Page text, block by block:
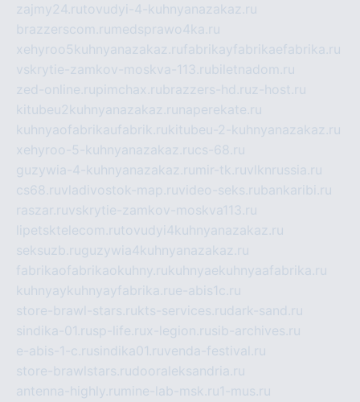
zajmy24.rutovudyi-4-kuhnyanazakaz.ru
brazzerscom.ru medsprawo4ka.ru
xehyroo5kuhnyanazakaz.rufabrikayfabrikaefabrika.ru
vskrytie-zamkov-moskva-113.rubiletnadom.ru
zed-online.rupimchax.rubrazzers-hd.ruz-host.ru
kitubeu2kuhnyanazakaz.ru naperekate.ru
kuhnyaofabrikaufabrik.rukitubeu-2-kuhnyanazakaz.ru
xehyroo-5-kuhnyanazakaz.rucs-68.ru
guzywia-4-kuhnyanazakaz.ru mir-tk.ruvlknrussia.ru
cs68.ruvladivostok-map.ruvideo-seks.rubankaribi.ru
raszar.ruvskrytie-zamkov-moskva113.ru
lipetsktelecom.rutovudyi4kuhnyanazakaz.ru
seksuzb.ruguzywia4kuhnyanazakaz.ru
fabrikaofabrikaokuhny.rukuhnyaekuhnyaafabrika.ru
kuhnyaykuhnyayfabrika.rue-abis1c.ru
store-brawl-stars.rukts-services.rudark-sand.ru
sindika-01.rusp-life.rux-legion.rusib-archives.ru
e-abis-1-c.rusindika01.ruvenda-festival.ru
store-brawlstars.rudooraleksandria.ru
antenna-highly.ru mine-lab-msk.ru1-mus.ru